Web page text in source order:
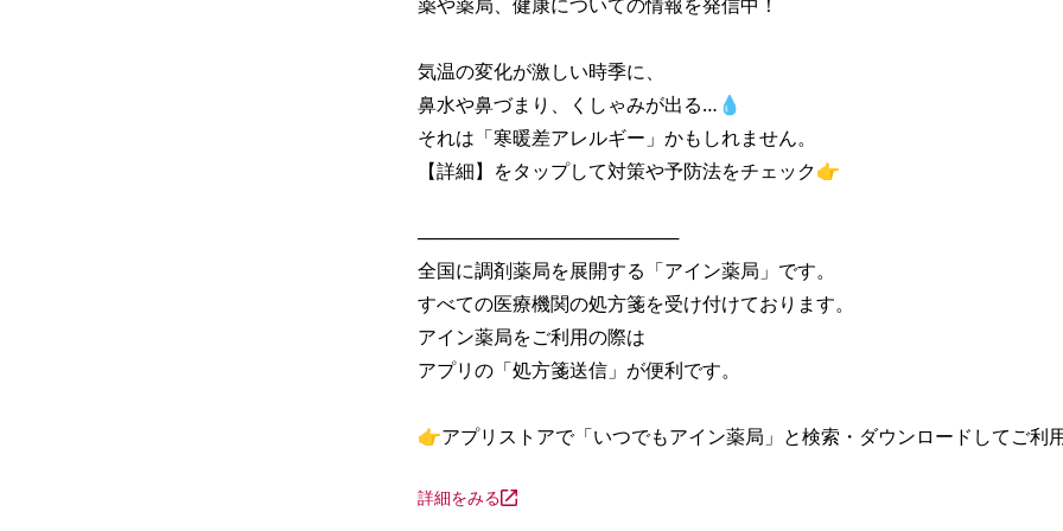
気温の変化が激しい時季に、
鼻水や鼻づまり、くしゃみが出る…💧
それは「寒暖差アレルギー」かもしれません。
【詳細】をタップして対策や予防法をチェック👉
────────────────────
全国に調剤薬局を展開する「アイン薬局」です。
すべての医療機関の処方箋を受け付けております。
アイン薬局をご利用の際は
アプリの「処方箋送信」が便利です。
👉アプリストアで「いつでもアイン薬局」と検索・ダウンロードしてご利用
詳細をみる